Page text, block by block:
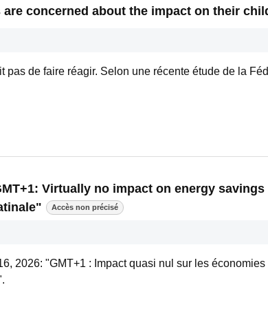
concerned about the impact on their
pas de faire réagir. Selon une récente étude de la
Virtually no impact on energy
Accès non précisé
2026: "GMT+1 : Impact quasi nul sur les économies